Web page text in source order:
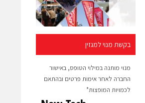
בקשת מנוי למגזין
מנוי מותנה במילוי הטופס, באישור
החברה לאחר אימות פרטים ובהתאם
לכמויות המופצות*